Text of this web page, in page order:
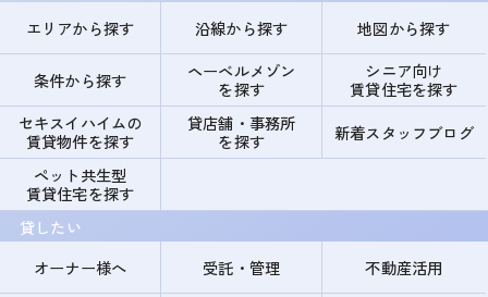
エリアから探す
沿線から探す 地図から探す
条件から探す
ヘーベルメゾン
を探す
シニア向け
賃貸住宅を探す
セキスイハイムの
賃貸物件を探す
貸店舗・事務所
を探す
新着スタッフブログ
ペット共生型
賃貸住宅を探す
貸したい
オーナー様へ
受託・管理 不動産活用